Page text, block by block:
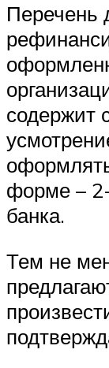
Перечень
содержит
форме –
банка.
Тем не